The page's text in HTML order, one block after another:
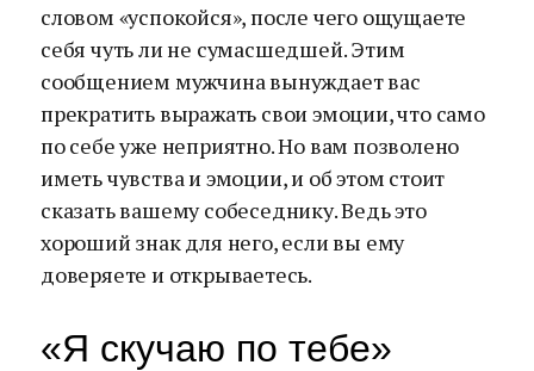
словом «успокойся», после чего ощущаете
себя чуть ли не сумасшедшей. Этим
сообщением мужчина вынуждает вас
прекратить выражать свои эмоции, что само
по себе уже неприятно. Но вам позволено
иметь чувства и эмоции, и об этом стоит
сказать вашему собеседнику. Ведь это
хороший знак для него, если вы ему
доверяете и открываетесь.
«Я скучаю по тебе»